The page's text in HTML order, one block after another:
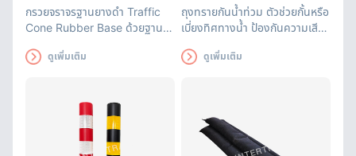
กรวยจราจรฐานยางดำ Traffic
Cone Rubber Base ด้วยฐาน
แถบสะท้อนแสงแถบใหญ่มองเห็น
ดูเพิ่มเติม
ถุงทรายกันน้ำท่วม ตัวช่วยกั้นหรือ
เบี่ยงทิศทางน้ำ ป้องกันความเสีย
ถึง 3 เดือน ถุงทรายดูดซับน้ำได้
ดูเพิ่มเติม